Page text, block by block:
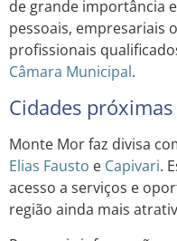
de grande importância
pessoais, empresariais
profissionais
Câmara Municipal.
Cidades próximas
Monte Mor faz divisa
Elias Fausto e Capivari.
acesso a serviços e
região ainda mais